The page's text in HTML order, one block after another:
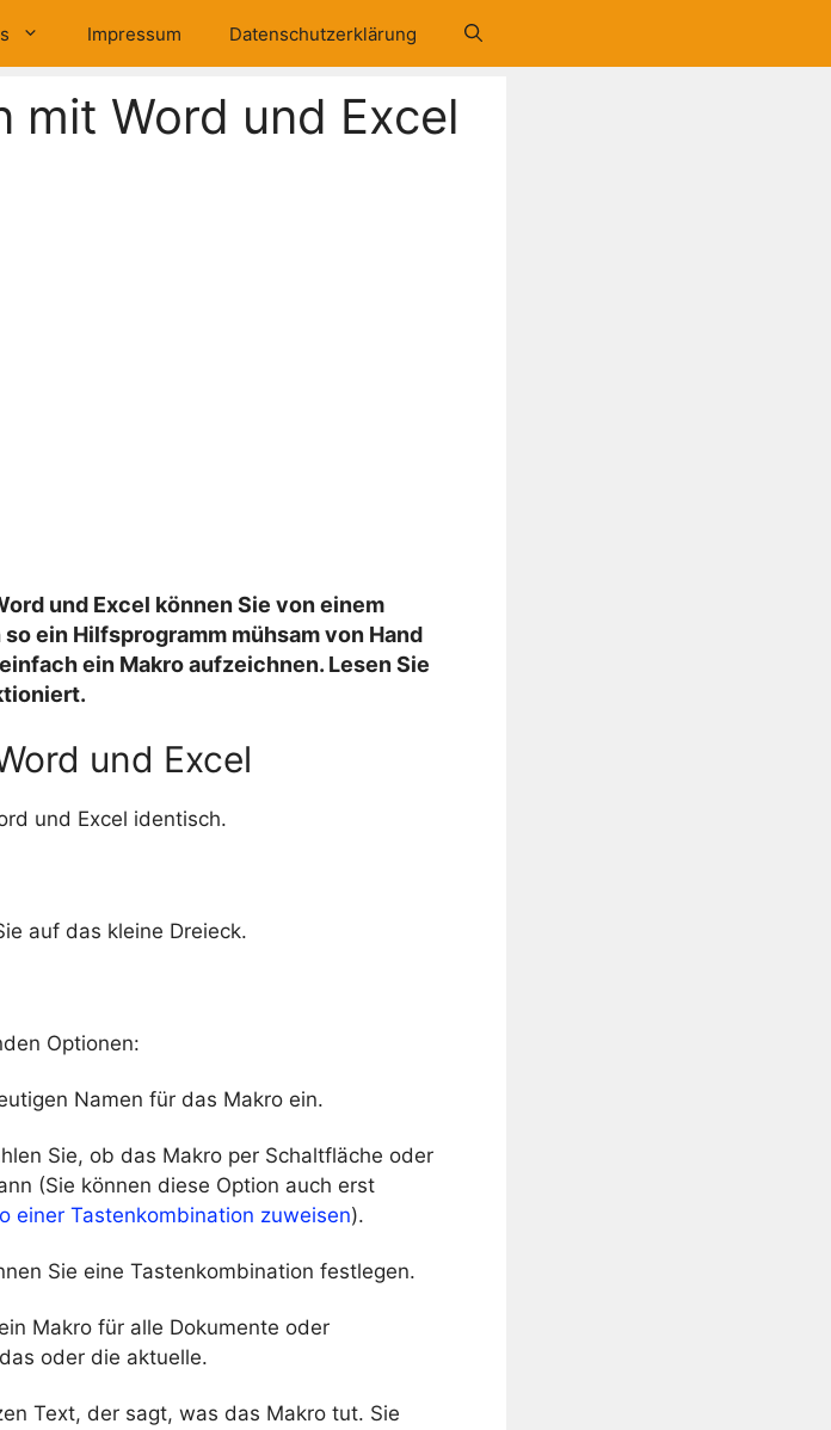
Impressum Datenschutzerklärung
mit Word und Excel
und Excel können Sie von einem
ein Hilfsprogramm mühsam von Hand
ein Makro aufzeichnen. Lesen Sie
und Excel
und Excel identisch.
auf das kleine Dreieck.
Optionen:
Namen für das Makro ein.
Sie, ob das Makro per Schaltfläche oder
(Sie können diese Option auch erst
einer Tastenkombination zuweisen).
Sie eine Tastenkombination festlegen.
Makro für alle Dokumente oder
oder die aktuelle.
Text, der sagt, was das Makro tut. Sie